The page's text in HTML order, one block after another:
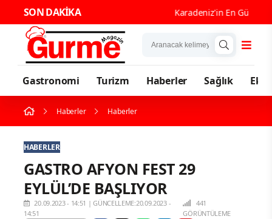
SON DAKİKA Karadeniz'in En Güçlü
Gastronomi Turizm Haberler Sağlık
Haberler Haberler
HABERLER
GASTRO AFYON FEST 29
EYLÜL’DE BAŞLIYOR
20.09.2023 - 14:51 |GÜNCELLEME:20.09.2023 -
14:51
441
GÖRÜNTÜLEME